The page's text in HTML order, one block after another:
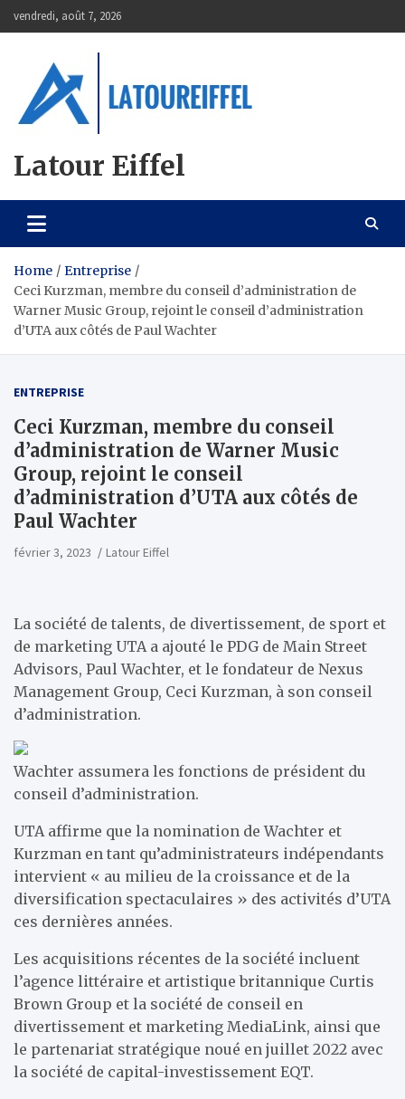
to
vendredi, août 7, 2026
Latour Eiffel
Home
Entreprise
Ceci Kurzman, membre du conseil d’administration de
Warner Music Group, rejoint le conseil d’administration
d’UTA aux côtés de Paul Wachter
ENTREPRISE
Ceci Kurzman, membre du conseil
d’administration de Warner Music
Group, rejoint le conseil
d’administration d’UTA aux côtés de
Paul Wachter
février 3, 2023 Latour Eiffel
La société de talents, de divertissement, de sport et
de marketing UTA a ajouté le PDG de Main Street
Advisors, Paul Wachter, et le fondateur de Nexus
Management Group, Ceci Kurzman, à son conseil
d’administration.
Wachter assumera les fonctions de président du
conseil d’administration.
UTA affirme que la nomination de Wachter et
Kurzman en tant qu’administrateurs indépendants
intervient « au milieu de la croissance et de la
diversification spectaculaires » des activités d’UTA
ces dernières années.
Les acquisitions récentes de la société incluent
l’agence littéraire et artistique britannique Curtis
Brown Group et la société de conseil en
divertissement et marketing MediaLink, ainsi que
le partenariat stratégique noué en juillet 2022 avec
la société de capital-investissement EQT.